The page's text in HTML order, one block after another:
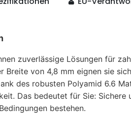
zuverlässige Lösungen für
Breite von 4,8 mm eignen sie
des robusten Polyamid 6.6
Das bedeutet für Sie: Sichere
bestehen.